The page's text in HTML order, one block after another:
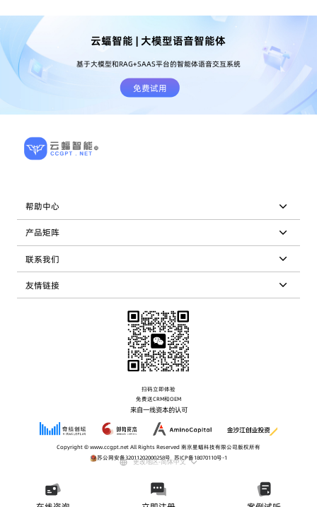
云蝠智能 | 大模型语音智能体
基于大模型和RAG+SAAS平台的智能体语音交互系统
免费试用
帮助中心
产品矩阵
联系我们
友情链接
扫码立即体验
免费送CRM和OEM
来自一线资本的认可
Copyright © www.ccgpt.net All Rights Reserved 南京星蝠科技有限公司版权所有
苏公网安备32011202000258号|苏ICP备18070110号-1
更改地区-简体中文